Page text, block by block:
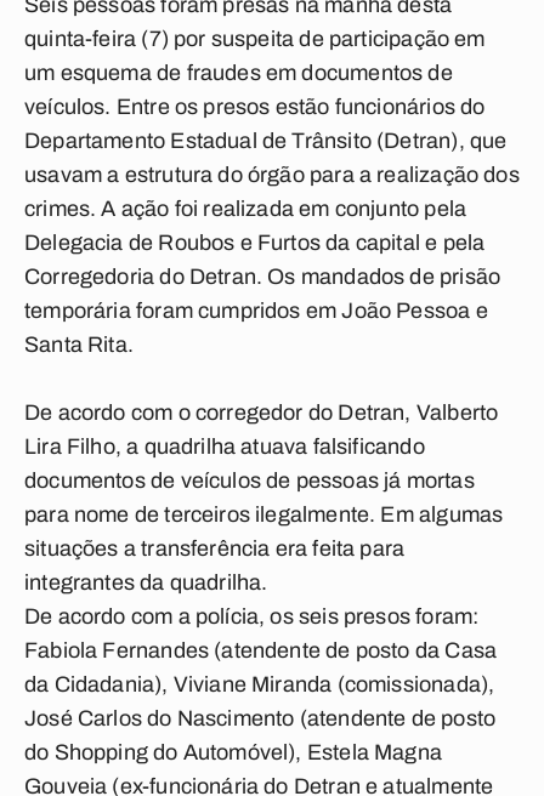
Seis pessoas foram presas na manhã desta
quinta-feira (7) por suspeita de participação em
um esquema de fraudes em documentos de
veículos. Entre os presos estão funcionários do
Departamento Estadual de Trânsito (Detran), que
usavam a estrutura do órgão para a realização dos
crimes. A ação foi realizada em conjunto pela
Delegacia de Roubos e Furtos da capital e pela
Corregedoria do Detran. Os mandados de prisão
temporária foram cumpridos em João Pessoa e
Santa Rita.
De acordo com o corregedor do Detran, Valberto
Lira Filho, a quadrilha atuava falsificando
documentos de veículos de pessoas já mortas
para nome de terceiros ilegalmente. Em algumas
situações a transferência era feita para
integrantes da quadrilha.
De acordo com a polícia, os seis presos foram:
Fabiola Fernandes (atendente de posto da Casa
da Cidadania), Viviane Miranda (comissionada),
José Carlos do Nascimento (atendente de posto
do Shopping do Automóvel), Estela Magna
Gouveia (ex-funcionária do Detran e atualmente